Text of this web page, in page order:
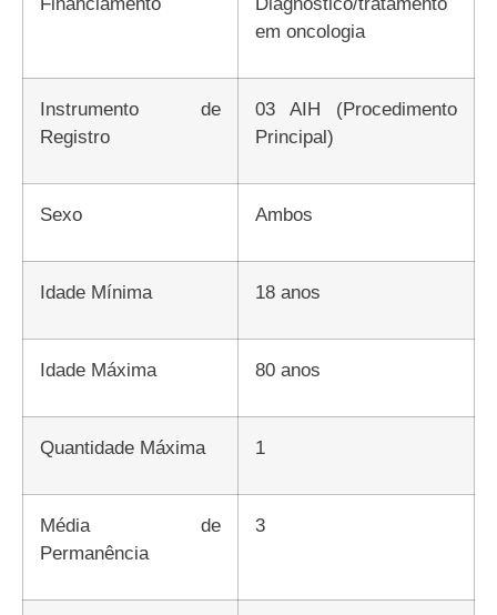
em oncologia
Instrumento de
Registro
03 AIH (Procedimento
Principal)
Sexo Ambos
Idade Mínima 18 anos
Idade Máxima 80 anos
Quantidade Máxima 1
Média de
Permanência
3